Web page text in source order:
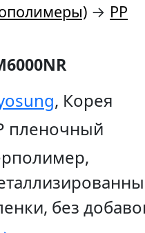
→ PP
, Корея
пленочный
без